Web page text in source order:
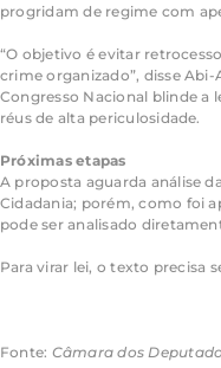
progridam de regime com
“O objetivo é evitar
crime organizado”, disse
Congresso Nacional blinde a
réus de alta periculosidade.
Próximas etapas
A proposta aguarda análise
Cidadania; porém, como foi
pode ser analisado
Para virar lei, o texto precisa
Fonte: Câmara dos